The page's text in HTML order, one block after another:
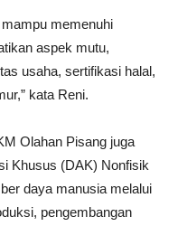
memenuhi
aspek mutu,
usaha, sertifikasi halal,
kata Reni.
Olahan Pisang juga
Khusus (DAK) Nonfisik
daya manusia melalui
pengembangan